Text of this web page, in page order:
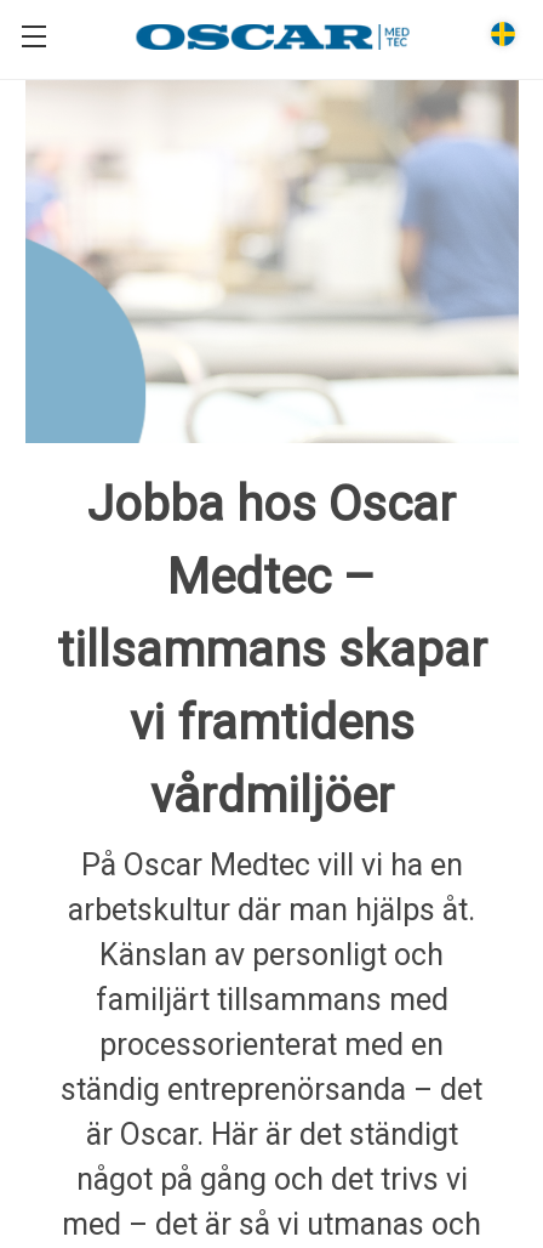
Jobba hos Oscar
Medtec –
tillsammans skapar
vi framtidens
vårdmiljöer
På Oscar Medtec vill vi ha en
arbetskultur där man hjälps åt.
Känslan av personligt och
familjärt tillsammans med
processorienterat med en
ständig entreprenörsanda – det
är Oscar. Här är det ständigt
något på gång och det trivs vi
med – det är så vi utmanas och